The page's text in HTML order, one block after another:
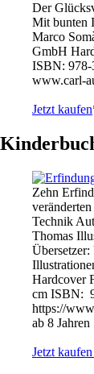
Der
Mit bunten
Marco
GmbH
ISBN: 978-
www.carl-
Jetzt kaufen
Zehn
Technik
Thomas
Hardcover
cm ISBN:
https://
ab 8 Jahren
Jetzt